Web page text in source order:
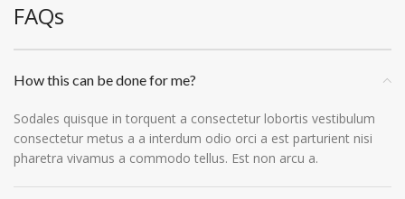
FAQs
How this can be done for me?
Sodales quisque in torquent a consectetur lobortis vestibulum
consectetur metus a a interdum odio orci a est parturient nisi
pharetra vivamus a commodo tellus. Est non arcu a.